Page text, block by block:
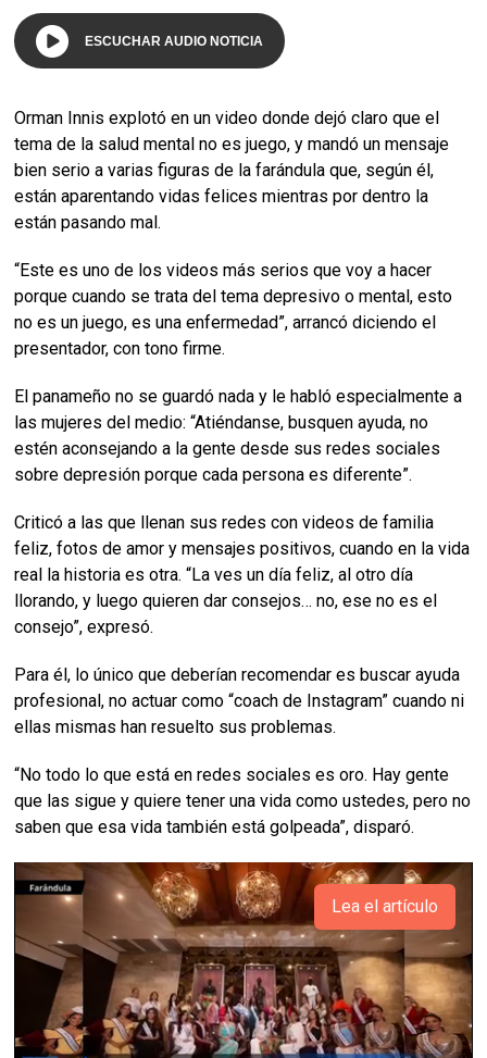
ESCUCHAR AUDIO NOTICIA
Orman Innis explotó en un video donde dejó claro que el
tema de la salud mental no es juego, y mandó un mensaje
bien serio a varias figuras de la farándula que, según él,
están aparentando vidas felices mientras por dentro la
están pasando mal.
“Este es uno de los videos más serios que voy a hacer
porque cuando se trata del tema depresivo o mental, esto
no es un juego, es una enfermedad”, arrancó diciendo el
presentador, con tono firme.
El panameño no se guardó nada y le habló especialmente a
las mujeres del medio: “Atiéndanse, busquen ayuda, no
estén aconsejando a la gente desde sus redes sociales
sobre depresión porque cada persona es diferente”.
Criticó a las que llenan sus redes con videos de familia
feliz, fotos de amor y mensajes positivos, cuando en la vida
real la historia es otra. “La ves un día feliz, al otro día
llorando, y luego quieren dar consejos… no, ese no es el
consejo”, expresó.
Para él, lo único que deberían recomendar es buscar ayuda
profesional, no actuar como “coach de Instagram” cuando ni
ellas mismas han resuelto sus problemas.
“No todo lo que está en redes sociales es oro. Hay gente
que las sigue y quiere tener una vida como ustedes, pero no
saben que esa vida también está golpeada”, disparó.
Lea el artículo